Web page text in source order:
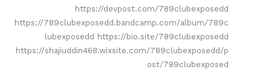
https://devpost.com/789clubexposedd
https://789clubexposedd.bandcamp.com/album/789c
lubexposedd https://bio.site/789clubexposedd
https://shajiuddin468.wixsite.com/789clubexposedd/p
ost/789clubexposed